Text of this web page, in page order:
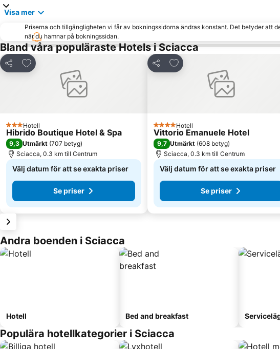
Visa mer
Priserna och tillgängligheten vi får av bokningssidorna ändras konstant. Det betyder att
när du hamnar på bokningssidan.
Bland våra populäraste Hotels i Sciacca
Dela
Lägg till i Mina Favoriter
3 Stjärnor
Hotell
Hibrido Boutique Hotel & Spa
9,3 Utmärkt (707 betyg)
Sciacca, 0.3 km till Centrum
Välj datum för att se exakta priser
Se priser
Dela
Lägg till i Mina Favoriter
4 Stjärnor
Hotell
Vittorio Emanuele Hotel
9,7 Utmärkt (608 betyg)
Sciacca, 0.3 km till Centrum
Välj datum för att se exakta priser
Se priser
Andra boenden i Sciacca
Hotell Bed and breakfast
Populära hotellkategorier i Sciacca